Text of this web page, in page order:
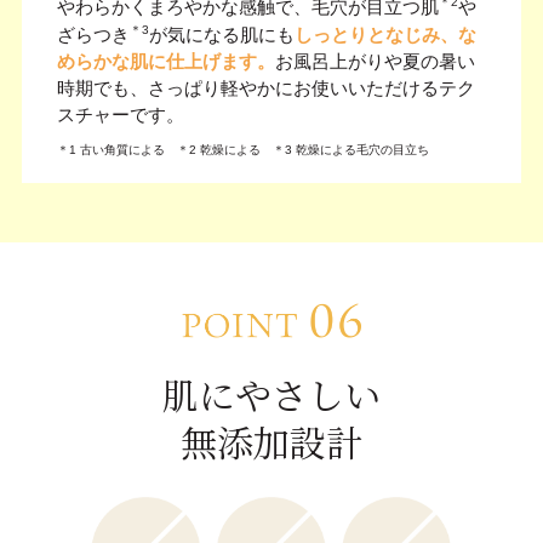
やわらかくまろやかな感触で、毛穴が目立つ肌
や
ざらつき ＊3が気になる肌にも しっとりとなじみ、な
めらかな肌に仕上げます。 お風呂上がりや夏の暑い
時期でも、さっぱり軽やかにお使いいただけるテク
スチャーです。
＊1 古い角質による ＊2 乾燥による ＊3 乾燥による毛穴の目立ち
肌にやさしい
無添加設計